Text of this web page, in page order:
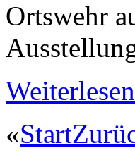
Ortswehr
«Start